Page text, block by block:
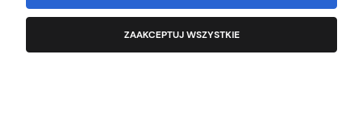
36856 45cm x 30m
ZAAKCEPTUJ WSZYSTKIE